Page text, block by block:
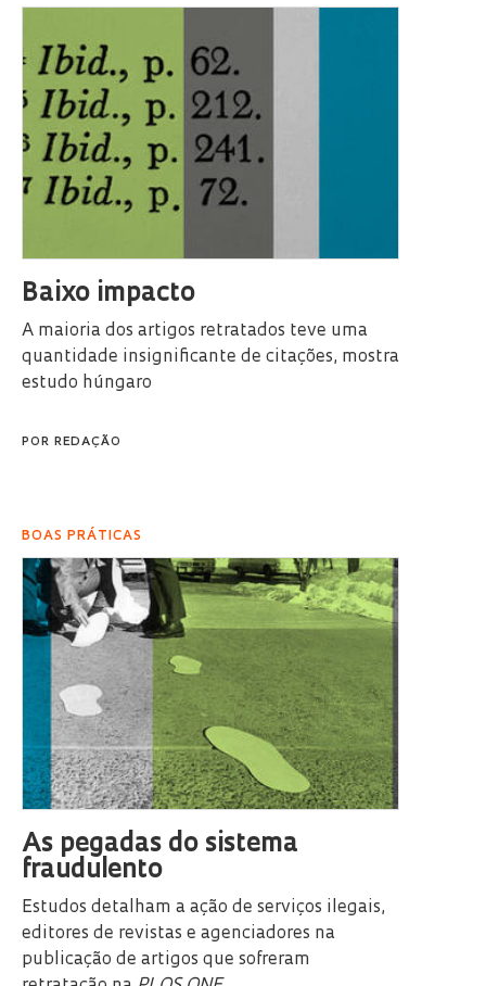
Baixo impacto
A maioria dos artigos retratados teve uma
quantidade insignificante de citações, mostra
estudo húngaro
POR REDAÇÃO
BOAS PRÁTICAS
As pegadas do sistema
fraudulento
Estudos detalham a ação de serviços ilegais,
editores de revistas e agenciadores na
publicação de artigos que sofreram